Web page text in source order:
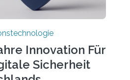
Innovation Für
Sicherheit